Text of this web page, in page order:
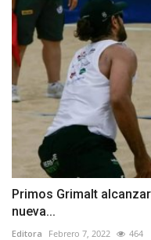
Primos Grimalt
nueva...
Editora Febrero 7, 2022 464